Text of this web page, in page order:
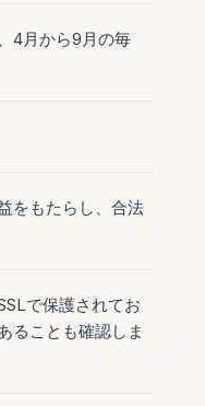
4月から9月の毎
をもたらし、合法
で保護されてお
ることも確認しま